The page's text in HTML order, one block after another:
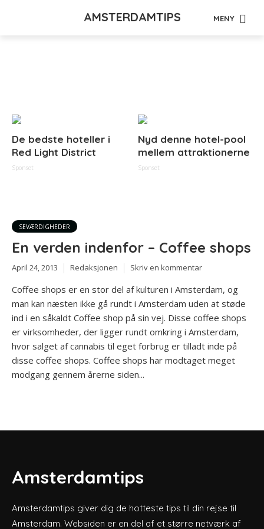
AMSTERDAMTIPS MENY
De bedste hoteller i
Red Light District
Sponset
Nyd denne hotel-pool
mellem attraktionerne
Sponset
SEVÆRDIGHEDER
En verden indenfor – Coffee shops
April 24, 2013 Redaksjonen Skriv en kommentar
Coffee shops er en stor del af kulturen i Amsterdam, og
man kan næsten ikke gå rundt i Amsterdam uden at støde
ind i en såkaldt Coffee shop på sin vej. Disse coffee shops
er virksomheder, der ligger rundt omkring i Amsterdam,
hvor salget af cannabis til eget forbrug er tilladt inde på
disse coffee shops. Coffee shops har modtaget meget
modgang gennem årerne siden...
Amsterdamtips
Amsterdamtips giver dig de hotteste tips til din rejse til
Amsterdam. Websiden er en del af et større netværk af